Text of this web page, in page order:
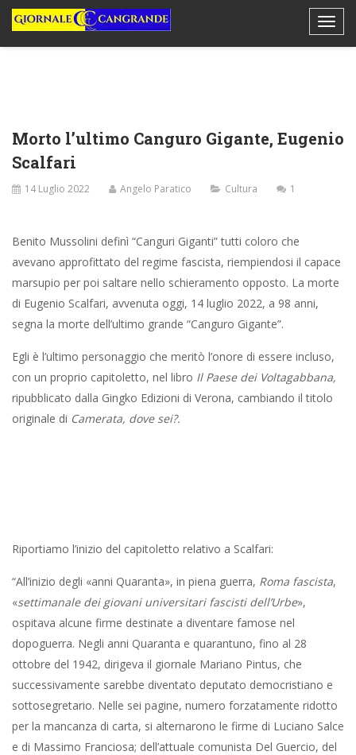
Morto l’ultimo Canguro Gigante, Eugenio
Scalfari
14 Luglio 2022 Angelo Paratico Cultura 1
Benito Mussolini definì “Canguri Giganti” tutti coloro che
avevano approfittato del regime fascista, riempiendosi il capace
marsupio per poi saltare nello schieramento opposto. La morte
di Eugenio Scalfari, avvenuta oggi, 14 luglio 2022, a 98 anni,
segna la morte dell’ultimo grande “Canguro Gigante”.
Egli è l’ultimo personaggio che meritò l’onore di essere incluso,
con un proprio capitoletto, nel libro Il Paese dei Voltagabbana,
ripubblicato dalla Gingko Edizioni di Verona, cambiando il titolo
originale di Camerata, dove sei?.
Riportiamo l’inizio del capitoletto relativo a Scalfari:
“All’inizio degli «anni Quaranta», in piena guerra, Roma fascista,
«settimanale dei giovani universitari fascisti dell’Urbe»,
ospitava alcune firme destinate a diventare famose nel
dopoguerra. Negli anni Quaranta e quarantuno, fino al 28
ottobre del 1942, dirigeva il giornale Mariano Pintus, che
successivamente sarebbe diventato deputato democristiano e
sottosegretario. Nelle sei pagine, numero forzatamente ridotto
per la mancanza di carta, si alternarono le firme di Luciano Salce
e di Massimo Franciosa; dell’attuale comunista Del Guercio, del